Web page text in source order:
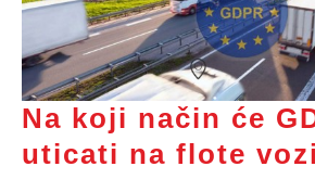
Na koji način će
uticati na flote